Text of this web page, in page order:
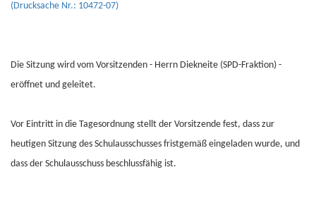
(Drucksache Nr.: 10472-07)
Die Sitzung wird vom Vorsitzenden - Herrn Diekneite (SPD-Fraktion) -
eröffnet und geleitet.
Vor Eintritt in die Tagesordnung stellt der Vorsitzende fest, dass zur
heutigen Sitzung des Schulausschusses fristgemäß eingeladen wurde, und
dass der Schulausschuss beschlussfähig ist.